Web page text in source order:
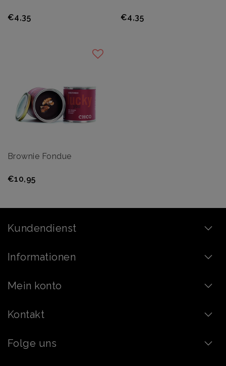
€4,35 €4,35
Brownie Fondue
€10,95
Kundendienst
Informationen
Mein konto
Kontakt
Folge uns